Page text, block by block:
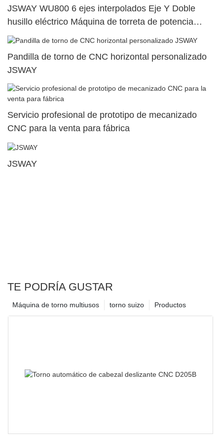
JSWAY WU800 6 ejes interpolados Eje Y Doble
husillo eléctrico Máquina de torreta de potencia
superior dual105
Pandilla de torno de CNC horizontal personalizado
JSWAY
Servicio profesional de prototipo de mecanizado
CNC para la venta para fábrica
JSWAY
TE PODRÍA GUSTAR
Productos
torno suizo
Máquina de torno multiusos